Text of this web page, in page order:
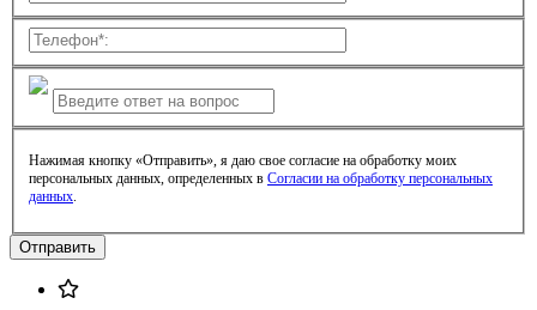
Нажимая кнопку «Отправить», я даю свое согласие на обработку моих
персональных данных, определенных в Согласии на обработку персональных
данных.